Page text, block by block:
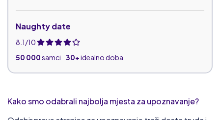
Naughty date
8.1/10
50 000samci 30+idealno doba
8.7/10
Kako smo odabrali najbolja mjesta za upoznavanje?